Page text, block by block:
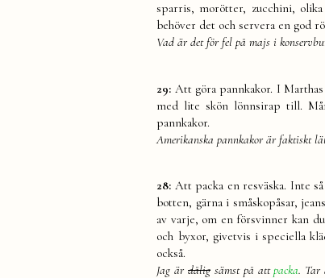
sparris, morötter, zucchini, olika
behöver det och servera en god
Vad är det för fel på majs i
29: Att göra pannkakor. I
med lite skön lönnsirap till.
pannkakor.
Amerikanska pannkakor är faktiskt
28: Att packa en resväska. Inte
botten, gärna i småskopåsar,
av varje, om en försvinner kan
och byxor, givetvis i speciella
också.
Jag ärdålig sämst på attpacka. Tar